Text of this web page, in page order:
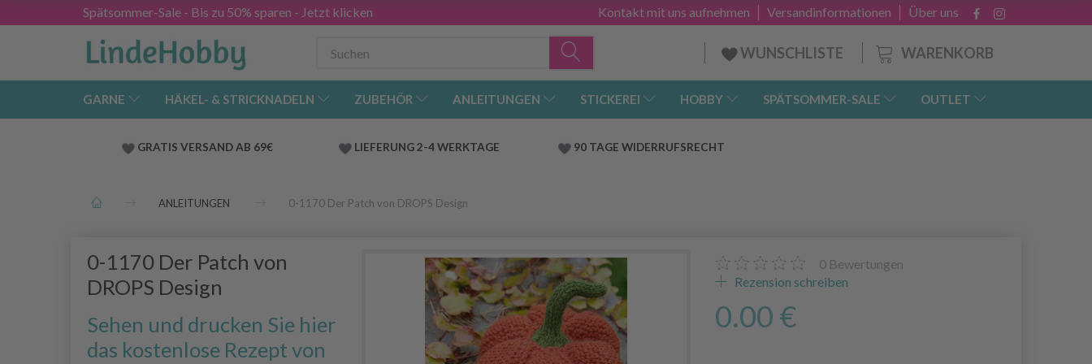
Spätsommer-Sale - Bis zu 50% sparen - Jetzt klicken Über uns
Versandinformationen
Kontakt mit uns aufnehmen
WARENKORB
WUNSCHLISTE
GARNE HÄKEL- & STRICKNADELN ZUBEHÖR ANLEITUNGEN STICKEREI HOBBY SPÄTSOMMER-SALE OUTLET
GRATIS VERSAND AB 69€ LIEFERUNG 2-4 WERKTAGE 90 TAGE WIDERRUFSRECHT
ANLEITUNGEN 0-1170 Der Patch von DROPS Design
0-1170 Der Patch von
DROPS Design
Sehen und drucken Sie hier
das kostenlose Rezept von
0 Bewertungen
Rezension schreiben
0.00 €